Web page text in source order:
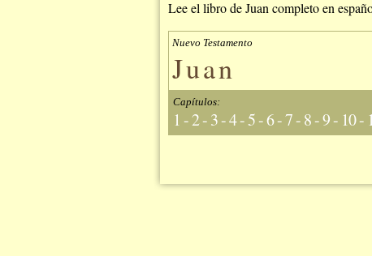
Lee el libro de Juan completo en
Nuevo Testamento
Juan
Capítulos:
1-2-3-4-5-6-7-8-9- 10-